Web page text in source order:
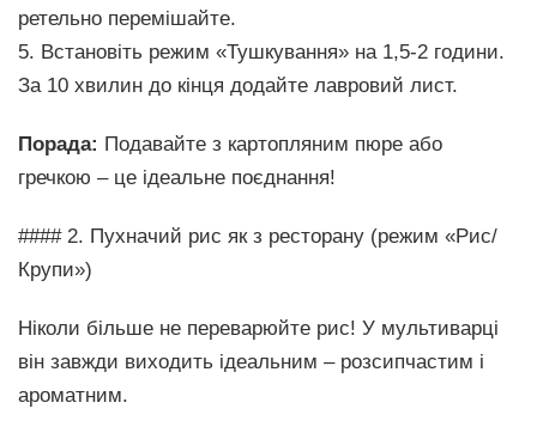
ретельно перемішайте.
5. Встановіть режим «Тушкування» на 1,5-2 години.
За 10 хвилин до кінця додайте лавровий лист.
Порада: Подавайте з картопляним пюре або
гречкою – це ідеальне поєднання!
#### 2. Пухначий рис як з ресторану (режим «Рис/
Крупи»)
Ніколи більше не переварюйте рис! У мультиварці
він завжди виходить ідеальним – розсипчастим і
ароматним.